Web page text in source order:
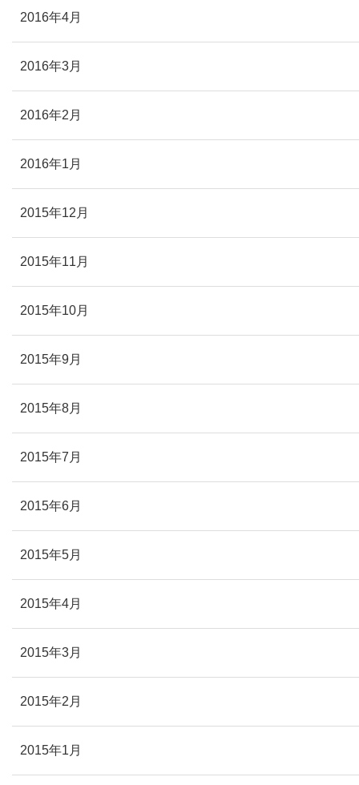
2016年4月
2016年3月
2016年2月
2016年1月
2015年12月
2015年11月
2015年10月
2015年9月
2015年8月
2015年7月
2015年6月
2015年5月
2015年4月
2015年3月
2015年2月
2015年1月